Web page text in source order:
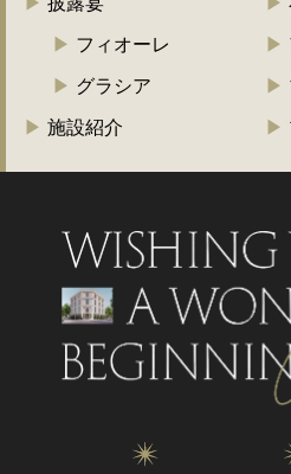
フィオーレ
グラシア
施設紹介